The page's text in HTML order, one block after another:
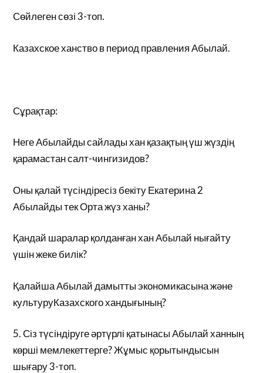
Сөйлеген сөзі 3-топ.
Казахское ханство в период правления Абылай.
Сұрақтар:
Неге Абылайды сайлады хан қазақтың үш жүздің
қарамастан салт-чингизидов?
Оны қалай түсіндіресіз бекіту Екатерина 2
Абылайды тек Орта жүз ханы?
Қандай шаралар қолданған хан Абылай нығайту
үшін жеке билік?
Қалайша Абылай дамытты экономикасына және
культуруКазахского хандығының?
5. Сіз түсіндіруге әртүрлі қатынасы Абылай ханның
көрші мемлекеттерге? Жұмыс қорытындысын
шығару 3-топ.